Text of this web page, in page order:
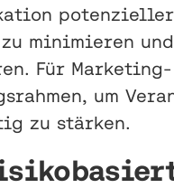
potenzieller
zu minimieren
Für
um
zu stärken.